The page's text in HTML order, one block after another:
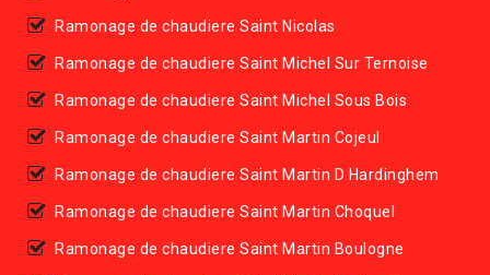
Ramonage de chaudiere Saint Nicolas
Ramonage de chaudiere Saint Michel Sur Ternoise
Ramonage de chaudiere Saint Michel Sous Bois
Ramonage de chaudiere Saint Martin Cojeul
Ramonage de chaudiere Saint Martin D Hardinghem
Ramonage de chaudiere Saint Martin Choquel
Ramonage de chaudiere Saint Martin Boulogne